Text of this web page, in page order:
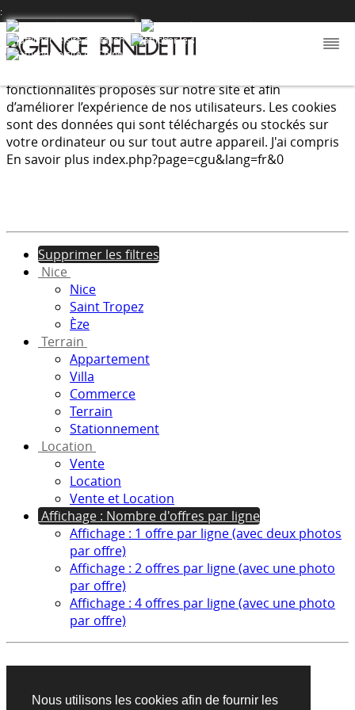
Nous utilisons les cookies afin de fournir les
fonctionnalités proposés sur notre site et afin
d’améliorer l’expérience de nos utilisateurs. Les cookies
sont des données qui sont téléchargés ou stockés sur
votre ordinateur ou sur tout autre appareil. J'ai compris
En savoir plus index.php?page=cgu&lang=fr&0
:
Supprimer les filtres
Nice
Nice
Saint Tropez
Èze
Terrain
Appartement
Villa
Commerce
Terrain
Stationnement
Location
Vente
Location
Vente et Location
Affichage : Nombre d'offres par ligne
Affichage : 1 offre par ligne (avec deux photos
par offre)
Affichage : 2 offres par ligne (avec une photo
par offre)
Affichage : 4 offres par ligne (avec une photo
par offre)